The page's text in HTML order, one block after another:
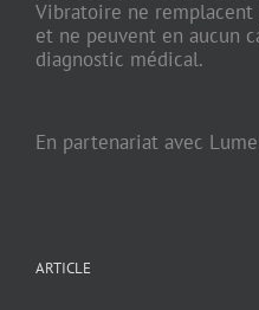
Vibratoire ne remplacent
et ne peuvent en aucun
diagnostic médical.
En partenariat avec
ARTICLE